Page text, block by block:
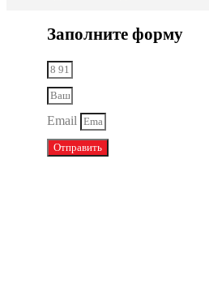
Заполните форму
Email
Отправить